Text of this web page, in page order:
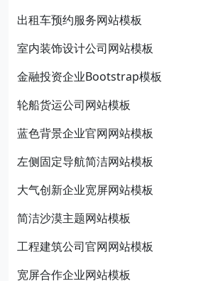
出租车预约服务网站模板
室内装饰设计公司网站模板
金融投资企业Bootstrap模板
轮船货运公司网站模板
蓝色背景企业官网网站模板
左侧固定导航简洁网站模板
大气创新企业宽屏网站模板
简洁沙漠主题网站模板
工程建筑公司官网网站模板
宽屏合作企业网站模板